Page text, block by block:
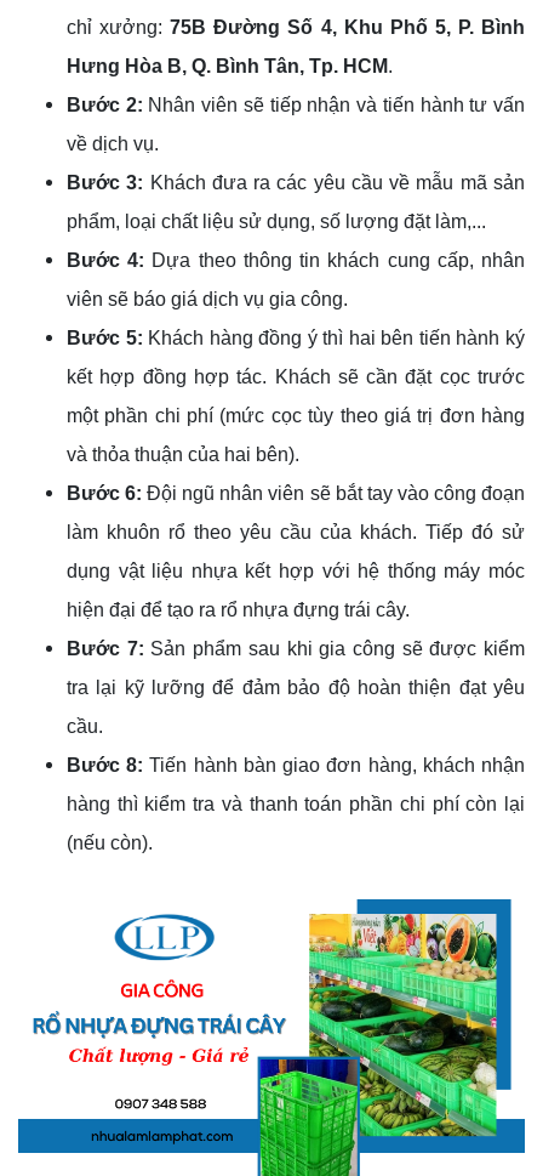
chỉ xưởng:75B Đường Số 4, Khu Phố 5, P. Bình
Hưng Hòa B, Q. Bình Tân, Tp. HCM.
Bước 2: Nhân viên sẽ tiếp nhận và tiến hành tư vấn
về dịch vụ.
Bước 3: Khách đưa ra các yêu cầu về mẫu mã sản
phẩm, loại chất liệu sử dụng, số lượng đặt làm,...
Bước 4: Dựa theo thông tin khách cung cấp, nhân
viên sẽ báo giá dịch vụ gia công.
Bước 5: Khách hàng đồng ý thì hai bên tiến hành ký
kết hợp đồng hợp tác. Khách sẽ cần đặt cọc trước
một phần chi phí (mức cọc tùy theo giá trị đơn hàng
và thỏa thuận của hai bên).
Bước 6: Đội ngũ nhân viên sẽ bắt tay vào công đoạn
làm khuôn rổ theo yêu cầu của khách. Tiếp đó sử
dụng vật liệu nhựa kết hợp với hệ thống máy móc
hiện đại để tạo ra rổ nhựa đựng trái cây.
Bước 7: Sản phẩm sau khi gia công sẽ được kiểm
tra lại kỹ lưỡng để đảm bảo độ hoàn thiện đạt yêu
cầu.
Bước 8: Tiến hành bàn giao đơn hàng, khách nhận
hàng thì kiểm tra và thanh toán phần chi phí còn lại
(nếu còn).